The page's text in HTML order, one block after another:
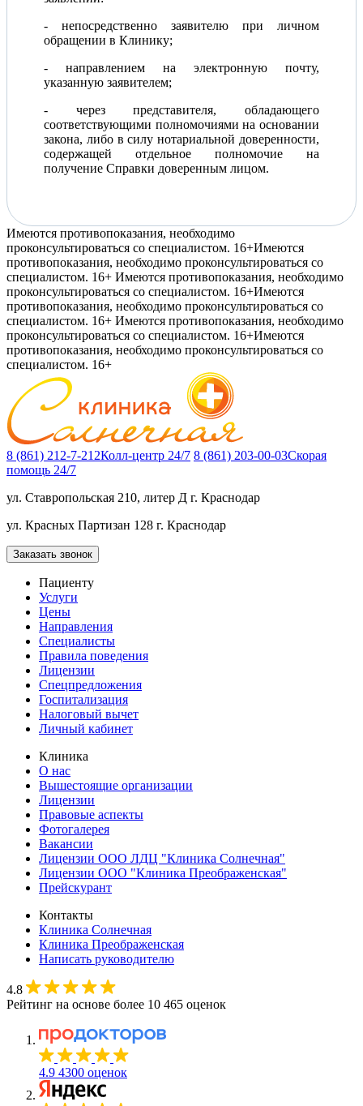
- непосредственно заявителю при личном
обращении в Клинику;
- направлением на электронную почту,
указанную заявителем;
- через представителя, обладающего
соответствующими полномочиями на основании
закона, либо в силу нотариальной доверенности,
содержащей отдельное полномочие на
получение Справки доверенным лицом.
Имеются противопоказания, необходимо
проконсультироваться со специалистом. 16+Имеются
противопоказания, необходимо проконсультироваться со
специалистом. 16+ Имеются противопоказания, необходимо
проконсультироваться со специалистом. 16+Имеются
противопоказания, необходимо проконсультироваться со
специалистом. 16+ Имеются противопоказания, необходимо
проконсультироваться со специалистом. 16+Имеются
противопоказания, необходимо проконсультироваться со
специалистом. 16+
8 (861) 212-7-212Колл-центр 24/7 8 (861) 203-00-03Скорая
помощь 24/7
ул. Ставропольская 210, литер Д г. Краснодар
ул. Красных Партизан 128 г. Краснодар
Заказать звонок
Пациенту
Услуги
Цены
Направления
Специалисты
Правила поведения
Лицензии
Спецпредложения
Госпитализация
Налоговый вычет
Личный кабинет
Клиника
О нас
Вышестоящие организации
Лицензии
Правовые аспекты
Фотогалерея
Вакансии
Лицензии ООО ЛДЦ "Клиника Солнечная"
Лицензии ООО "Клиника Преображенская"
Прейскурант
Контакты
Клиника Солнечная
Клиника Преображенская
Написать руководителю
4.8
Рейтинг на основе более 10 465 оценок
4.9 4300 оценок